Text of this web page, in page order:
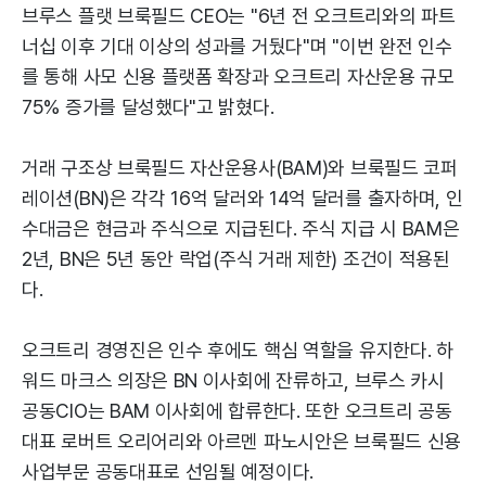
브루스 플랫 브룩필드 CEO는 "6년 전 오크트리와의 파트
너십 이후 기대 이상의 성과를 거뒀다"며 "이번 완전 인수
를 통해 사모 신용 플랫폼 확장과 오크트리 자산운용 규모
75% 증가를 달성했다"고 밝혔다.
거래 구조상 브룩필드 자산운용사(BAM)와 브룩필드 코퍼
레이션(BN)은 각각 16억 달러와 14억 달러를 출자하며, 인
수대금은 현금과 주식으로 지급된다. 주식 지급 시 BAM은
2년, BN은 5년 동안 락업(주식 거래 제한) 조건이 적용된
다.
오크트리 경영진은 인수 후에도 핵심 역할을 유지한다. 하
워드 마크스 의장은 BN 이사회에 잔류하고, 브루스 카시
공동CIO는 BAM 이사회에 합류한다. 또한 오크트리 공동
대표 로버트 오리어리와 아르멘 파노시안은 브룩필드 신용
사업부문 공동대표로 선임될 예정이다.